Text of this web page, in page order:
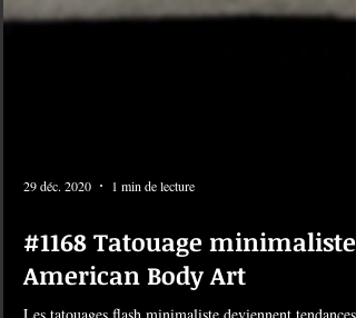
29 déc. 2020 1 min de lecture